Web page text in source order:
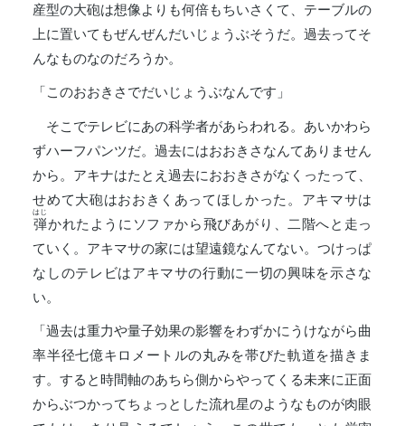
産型の大砲は想像よりも何倍もちいさくて、テーブルの
上に置いてもぜんぜんだいじょうぶそうだ。過去ってそ
んなものなのだろうか。
「このおおきさでだいじょうぶなんです」
そこでテレビにあの科学者があらわれる。あいかわら
ずハーフパンツだ。過去にはおおきさなんてありません
から。アキナはたとえ過去におおきさがなくったって、
せめて大砲はおおきくあってほしかった。アキマサは
弾
はじ
かれたようにソファから飛びあがり、二階へと走っ
ていく。アキマサの家には望遠鏡なんてない。つけっぱ
なしのテレビはアキマサの行動に一切の興味を示さな
い。
「過去は重力や量子効果の影響をわずかにうけながら曲
率半径七億キロメートルの丸みを帯びた軌道を描きま
す。すると時間軸のあちら側からやってくる未来に正面
からぶつかってちょっとした流れ星のようなものが肉眼